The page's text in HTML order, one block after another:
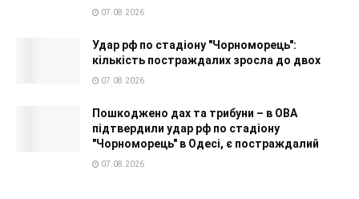
07.08.2026
Удар рф по стадіону "Чорноморець":
кількість постраждалих зросла до двох
07.08.2026
Пошкоджено дах та трибуни – в ОВА
підтвердили удар рф по стадіону
"Чорноморець" в Одесі, є постраждалий
07.08.2026